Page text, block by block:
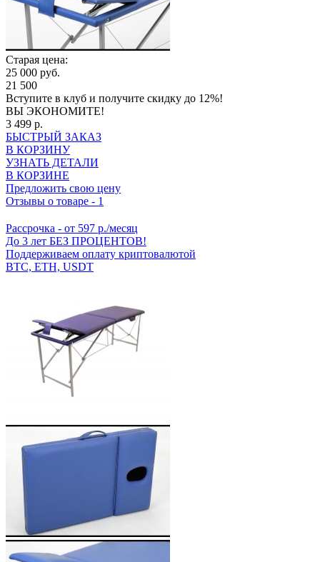
Старая цена:
25 000 руб.
21 500
Вступите в клуб и получите скидку до 12%!
ВЫ ЭКОНОМИТЕ!
3 499 р.
БЫСТРЫЙ ЗАКАЗ
В КОРЗИНУ
УЗНАТЬ ДЕТАЛИ
В КОРЗИНЕ
Предложить свою цену
Отзывы о товаре - 1
Рассрочка - от 597 р./месяц
До 3 лет БЕЗ ПРОЦЕНТОВ!
Поддерживаем оплату криптовалютой
BTC, ETH, USDT